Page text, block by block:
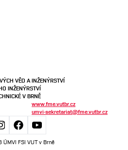
VĚD A INŽENÝRSTVÍ
INŽENÝRSTVÍ
V BRNĚ
www.fme.vutbr.cz
umvi-sekretariat@fme.vutbr.cz
ÚMVI FSI VUT v Brně